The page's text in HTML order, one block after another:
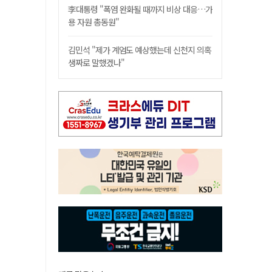
李대통령 "폭염 완화될 때까지 비상 대응…가
용 자원 총동원"
김민석 "제가 계엄도 예상했는데 신천지 의혹
생짜로 말했겠나"